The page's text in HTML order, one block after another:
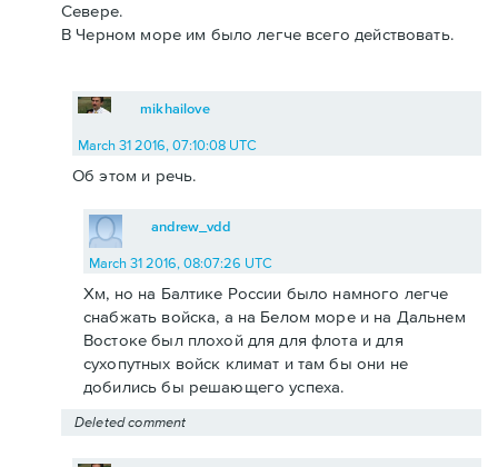
Севере.
В Черном море им было легче всего действовать.
mikhailove
March 31 2016, 07:10:08 UTC
Об этом и речь.
andrew_vdd
March 31 2016, 08:07:26 UTC
Хм, но на Балтике России было намного легче
снабжать войска, а на Белом море и на Дальнем
Востоке был плохой для для флота и для
сухопутных войск климат и там бы они не
добились бы решающего успеха.
Deleted comment